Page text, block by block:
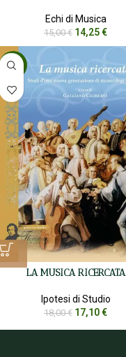
Echi di Musica
15,00€ 14,25€
-5%
LA MUSICA RICERCATA
Ipotesi di Studio
18,00€ 17,10€